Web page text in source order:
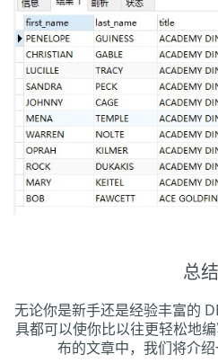
总结
无论你是新手还是经验丰富的
具都可以使你比以往更轻松地
布的文章中，我们将介绍